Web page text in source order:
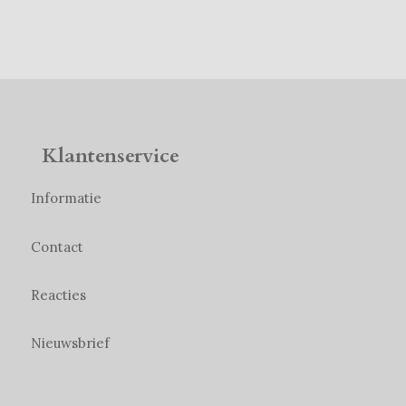
Klantenservice
Informatie
Contact
Reacties
Nieuwsbrief